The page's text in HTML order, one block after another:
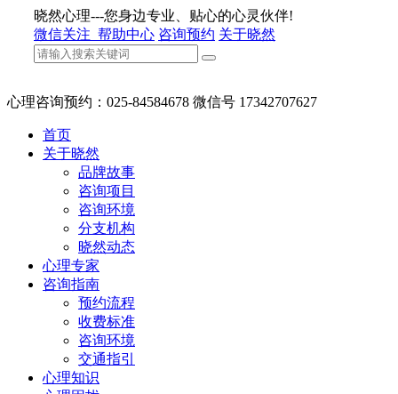
晓然心理---您身边专业、贴心的心灵伙伴!
微信关注 帮助中心 咨询预约 关于晓然
心理咨询预约：025-84584678 微信号 17342707627
首页
关于晓然
品牌故事
咨询项目
咨询环境
分支机构
晓然动态
心理专家
咨询指南
预约流程
收费标准
咨询环境
交通指引
心理知识